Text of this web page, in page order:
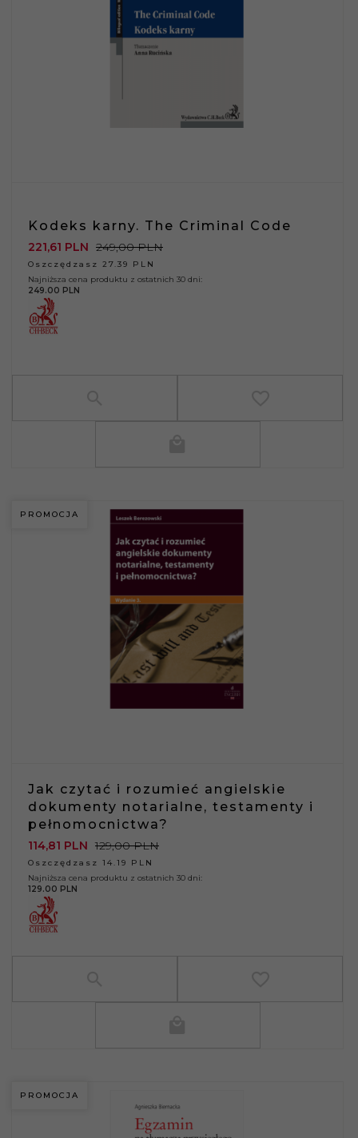
Kodeks karny. The Criminal Code
221,61 PLN 249,00 PLN
Oszczędzasz 27.39 PLN
Najniższa cena produktu z ostatnich 30 dni:
249.00 PLN
PROMOCJA
Jak czytać i rozumieć angielskie
dokumenty notarialne, testamenty i
pełnomocnictwa?
114,81 PLN 129,00 PLN
Oszczędzasz 14.19 PLN
Najniższa cena produktu z ostatnich 30 dni:
129.00 PLN
PROMOCJA